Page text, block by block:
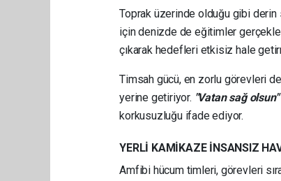
Toprak üzerinde olduğu gibi
için denizde de eğitimler
çıkarak hedefleri etkisiz hale
Timsah gücü, en zorlu görevleri
yerine getiriyor. "Vatan sağ olsun"
korkusuzluğu ifade ediyor.
YERLİ KAMİKAZE İNSANSIZ
Amfibi hücum timleri, görevleri